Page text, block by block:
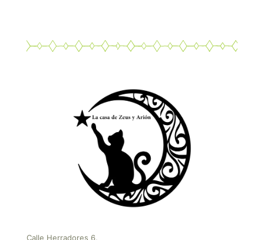
Calle Herradores 6,